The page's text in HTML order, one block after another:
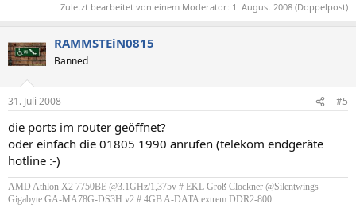
Zuletzt bearbeitet von einem Moderator: 1. August 2008 (Doppelpost)
RAMMSTEiN0815
Banned
31. Juli 2008 #5
die ports im router geöffnet?
oder einfach die 01805 1990 anrufen (telekom endgeräte
hotline :-)
AMD Athlon X2 7750BE @3.1GHz/1,375v # EKL Groß Clockner @Silentwings
Gigabyte GA-MA78G-DS3H v2 # 4GB A-DATA extrem DDR2-800